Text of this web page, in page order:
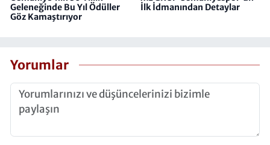
Geleneğinde Bu Yıl Ödüller
Göz Kamaştırıyor
İlk İdmanından Detaylar
Yorumlar